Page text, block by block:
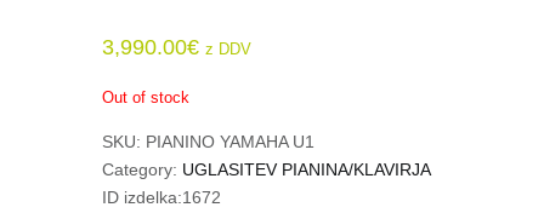
3,990.00€ z DDV
Out of stock
SKU: PIANINO YAMAHA U1
Category: UGLASITEV PIANINA/KLAVIRJA
ID izdelka:1672